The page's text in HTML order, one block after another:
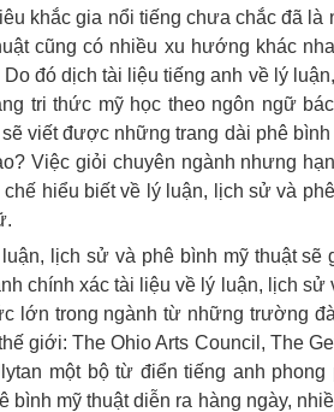
khắc gia nổi tiếng chưa chắc đã là
cũng có nhiều xu hướng khác
đó dịch tài liệu tiếng anh về lý
tri thức mỹ học theo ngôn ngữ
viết được những trang dài phê
Việc giỏi chuyên ngành nhưng
hiểu biết về lý luận, lịch sử và
lịch sử và phê bình mỹ thuật sẽ
chính xác tài liệu về lý luận, lịch sử
lớn trong ngành từ những trường
giới: The Ohio Arts Council, The
một bộ từ điển tiếng anh
mỹ thuật diễn ra hàng ngày,